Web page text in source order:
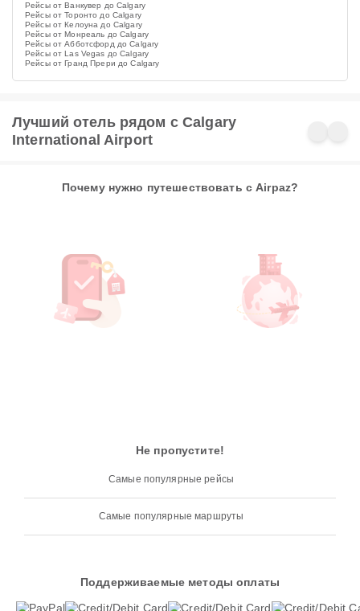
Рейсы от Ванкувер до Calgary
Рейсы от Торонто до Calgary
Рейсы от Келоуна до Calgary
Рейсы от Монреаль до Calgary
Рейсы от Абботсфорд до Calgary
Рейсы от Las Vegas до Calgary
Рейсы от Гранд Прери до Calgary
Лучший отель рядом с Calgary
International Airport
Почему нужно путешествовать с Airpaz?
Не пропустите!
Самые популярные рейсы
Самые популярные маршруты
Поддерживаемые методы оплаты